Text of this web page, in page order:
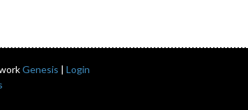
Genesis | Login